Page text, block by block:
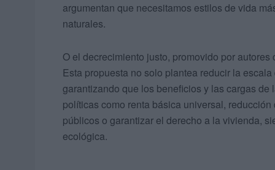
argumentan que necesitamos estilos de vida
naturales.
O el decrecimiento justo, promovido por
Esta propuesta no solo plantea reducir la
garantizando que los beneficios y las cargas
políticas como renta básica universal,
públicos o garantizar el derecho a la vivienda,
ecológica.